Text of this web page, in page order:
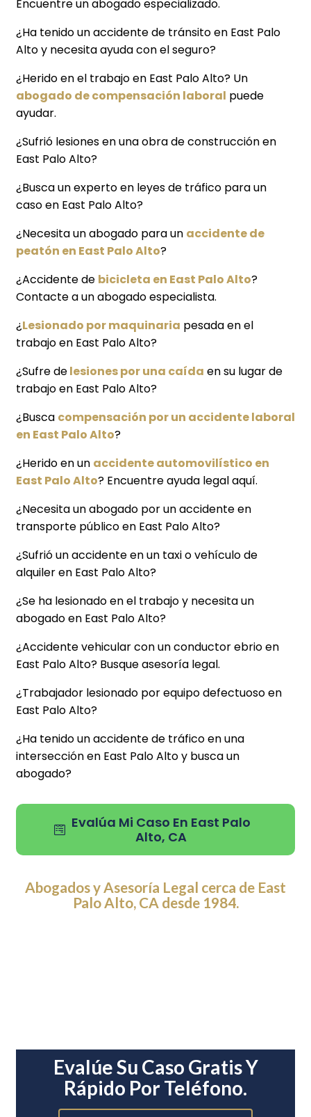
Encuentre un abogado especializado.
¿Ha tenido un accidente de tránsito en East Palo
Alto y necesita ayuda con el seguro?
¿Herido en el trabajo en East Palo Alto? Un
abogado de compensación laboral puede
ayudar.
¿Sufrió lesiones en una obra de construcción en
East Palo Alto?
¿Busca un experto en leyes de tráfico para un
caso en East Palo Alto?
¿Necesita un abogado para un accidente de
peatón en East Palo Alto?
¿Accidente de bicicleta en East Palo Alto?
Contacte a un abogado especialista.
¿Lesionado por maquinaria pesada en el
trabajo en East Palo Alto?
¿Sufre delesiones por una caída en su lugar de
trabajo en East Palo Alto?
¿Busca compensación por un accidente laboral
en East Palo Alto?
¿Herido en un accidente automovilístico en
East Palo Alto? Encuentre ayuda legal aquí.
¿Necesita un abogado por un accidente en
transporte público en East Palo Alto?
¿Sufrió un accidente en un taxi o vehículo de
alquiler en East Palo Alto?
¿Se ha lesionado en el trabajo y necesita un
abogado en East Palo Alto?
¿Accidente vehicular con un conductor ebrio en
East Palo Alto? Busque asesoría legal.
¿Trabajador lesionado por equipo defectuoso en
East Palo Alto?
¿Ha tenido un accidente de tráfico en una
intersección en East Palo Alto y busca un
abogado?
Evalúa Mi Caso En East Palo
Alto, CA
Abogados y Asesoría Legal cerca de East
Palo Alto, CA desde 1984.
Evalúe Su Caso Gratis Y
Rápido Por Teléfono.